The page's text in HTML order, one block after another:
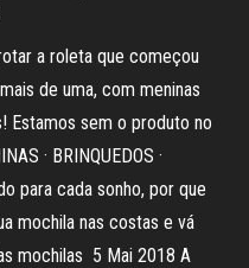
a roleta que começou
de uma, com meninas
Estamos sem o produto no
· BRINQUEDOS ·
para cada sonho, por que
mochila nas costas e vá
mochilas 5 Mai 2018 A